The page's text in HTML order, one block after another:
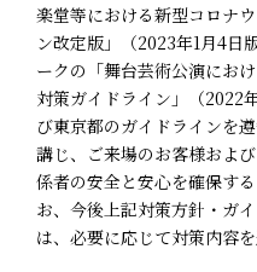
楽堂等における新型コロナ
ン改定版」（2023年1月4日
ークの「舞台芸術公演にお
対策ガイドライン」（2022
び東京都のガイドラインを
講じ、ご来場のお客様およ
係者の安全と安心を確保す
お、今後上記対策方針・ガ
は、必要に応じて対策内容